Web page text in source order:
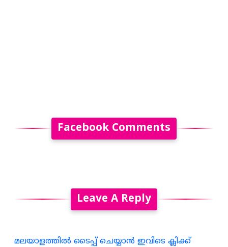
Facebook Comments
Leave A Reply
മലയാളത്തില്‍ ടൈപ്പ് ചെയ്യാന്‍ ഇവിടെ ക്ലിക്ക്